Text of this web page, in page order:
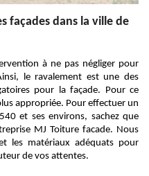
façades dans la ville de
à ne pas négliger pour
le ravalement est une des
pour la façade. Pour ce
appropriée. Pour effectuer un
et ses environs, sachez que
MJ Toiture facade. Nous
les matériaux adéquats pour
de vos attentes.